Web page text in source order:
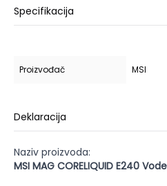
Specifikacija
Proizvođač MSI
Deklaracija
Naziv proizvoda:
MSI MAG CORELIQUID E240